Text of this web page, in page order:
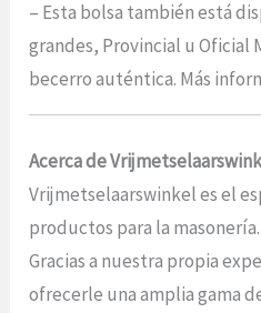
– Esta bolsa también está
grandes, Provincial u Oficial
becerro auténtica. Más
Acerca de
Vrijmetselaarswinkel es el
productos para la masonería.
Gracias a nuestra propia
ofrecerle una amplia gama